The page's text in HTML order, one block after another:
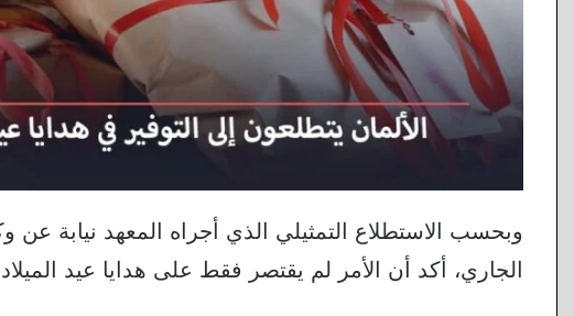
وبحسب الاستطلاع التمثيلي الذي أجراه المعهد نيابة عن
الجاري، أكد أن الأمر لم يقتصر فقط على هدايا عيد